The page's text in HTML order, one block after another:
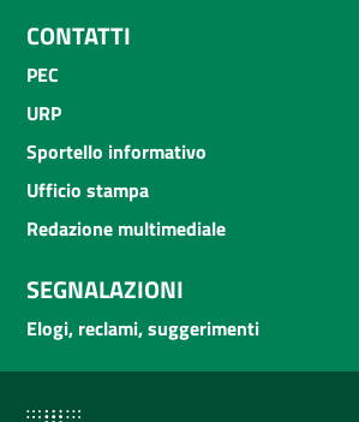
CONTATTI
PEC
URP
Sportello informativo
Ufficio stampa
Redazione multimediale
SEGNALAZIONI
Elogi, reclami, suggerimenti